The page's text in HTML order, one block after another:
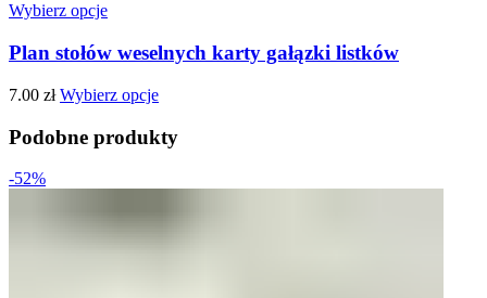
Wybierz opcje
Plan stołów weselnych karty gałązki listków
7.00 zł Wybierz opcje
Podobne produkty
-52%